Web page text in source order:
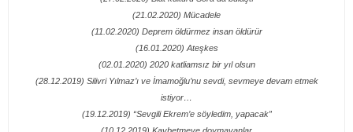
(21.02.2020) Mücadele
(11.02.2020) Deprem öldürmez insan öldürür
(16.01.2020) Ateşkes
(02.01.2020) 2020 katliamsız bir yıl olsun
(28.12.2019) Silivri Yılmaz’ı ve İmamoğlu’nu sevdi, sevmeye devam etmek
istiyor…
(19.12.2019) “Sevgili Ekrem’e söyledim, yapacak”